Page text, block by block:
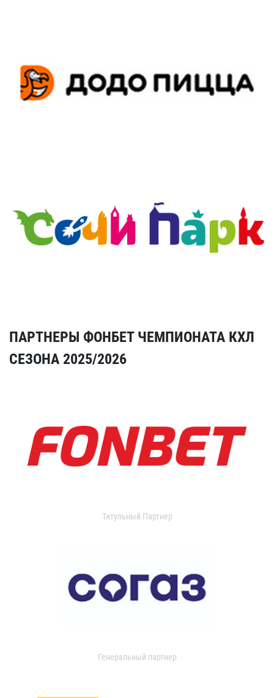
ПАРТНЕРЫ ФОНБЕТ ЧЕМПИОНАТА КХЛ
СЕЗОНА 2025/2026
Титульный Партнер
Генеральный партнер